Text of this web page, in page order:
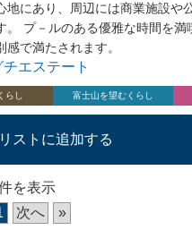
地にあり、周辺には商業施設や
。 プ－ルのある優雅な時間を満
感で満たされます。
チエステート
らし 富士山を望むくらし
ストに追加する
を表示
次へ »